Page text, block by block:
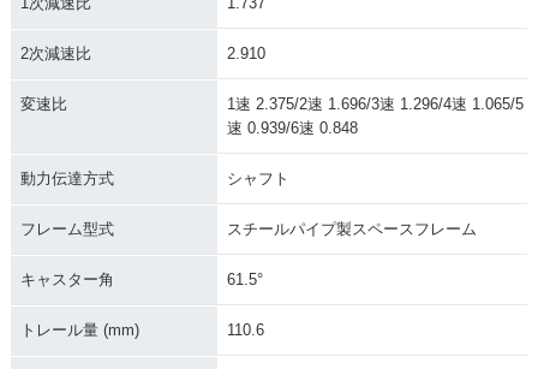
2次減速比 2.910
変速比
1速 2.375/2速 1.696/3速 1.296/4速 1.065/5
速 0.939/6速 0.848
動力伝達方式 シャフト
フレーム型式 スチールパイプ製スペースフレーム
キャスター角 61.5°
トレール量 (mm) 110.6